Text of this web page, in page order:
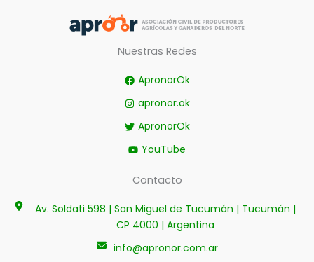
Nuestras Redes
ApronorOk
apronor.ok
ApronorOk
YouTube
Contacto
Av. Soldati 598 | San Miguel de Tucumán | Tucumán |
CP 4000 | Argentina
info@apronor.com.ar